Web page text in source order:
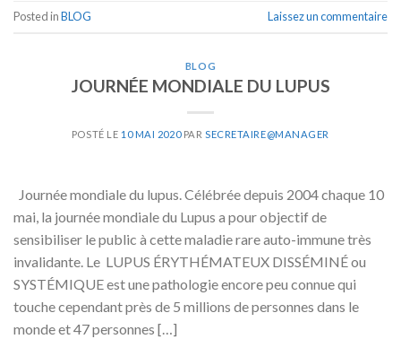
Posted inBLOG Laissez un commentaire
BLOG
JOURNÉE MONDIALE DU LUPUS
POSTÉ LE 10 MAI 2020PAR SECRETAIRE@MANAGER
Journée mondiale du lupus. Célébrée depuis 2004 chaque 10
mai, la journée mondiale du Lupus a pour objectif de
sensibiliser le public à cette maladie rare auto-immune très
invalidante. Le LUPUS ÉRYTHÉMATEUX DISSÉMINÉ ou
SYSTÉMIQUE est une pathologie encore peu connue qui
touche cependant près de 5 millions de personnes dans le
monde et 47 personnes […]